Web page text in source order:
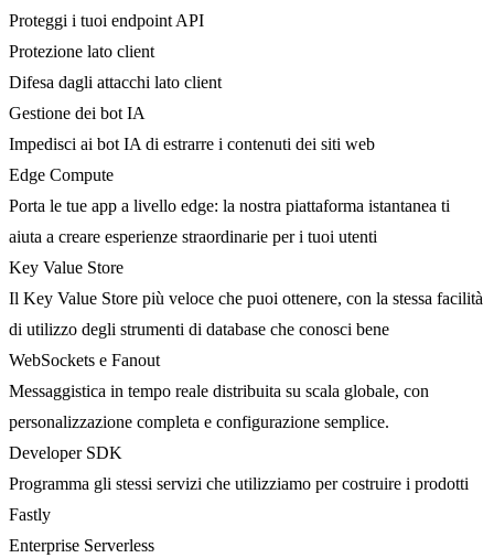
Proteggi i tuoi endpoint API
Protezione lato client
Difesa dagli attacchi lato client
Gestione dei bot IA
Impedisci ai bot IA di estrarre i contenuti dei siti web
Edge Compute
Porta le tue app a livello edge: la nostra piattaforma istantanea ti
aiuta a creare esperienze straordinarie per i tuoi utenti
Key Value Store
Il Key Value Store più veloce che puoi ottenere, con la stessa facilità
di utilizzo degli strumenti di database che conosci bene
WebSockets e Fanout
Messaggistica in tempo reale distribuita su scala globale, con
personalizzazione completa e configurazione semplice.
Developer SDK
Programma gli stessi servizi che utilizziamo per costruire i prodotti
Fastly
Enterprise Serverless